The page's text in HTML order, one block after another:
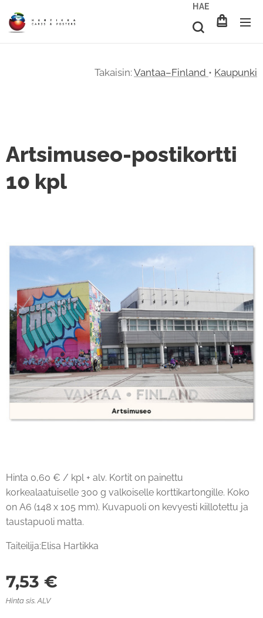
HAE
Takaisin: Vantaa–Finland • Kaupunki
Artsimuseo-postikortti
10 kpl
Hinta 0,60 € / kpl + alv. Kortit on painettu
korkealaatuiselle 300 g valkoiselle korttikartongille. Koko
on A6 (148 x 105 mm). Kuvapuoli on kevyesti kiillotettu ja
taustapuoli matta.
Taiteilija:Elisa Hartikka
7,53 €
Hinta sis. ALV